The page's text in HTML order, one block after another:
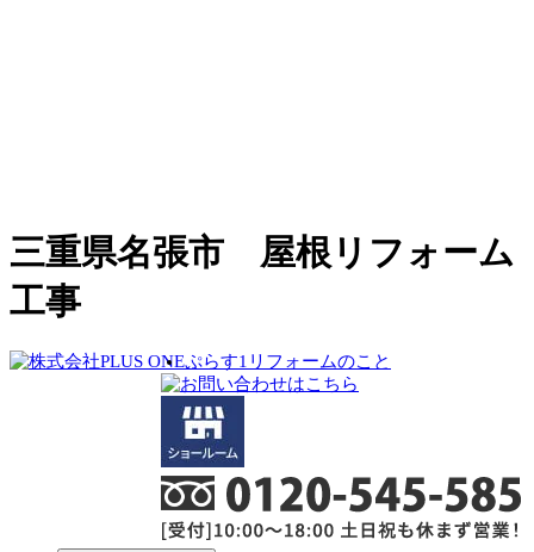
三重県名張市 屋根リフォーム
工事
ぷらす1リフォームのこと